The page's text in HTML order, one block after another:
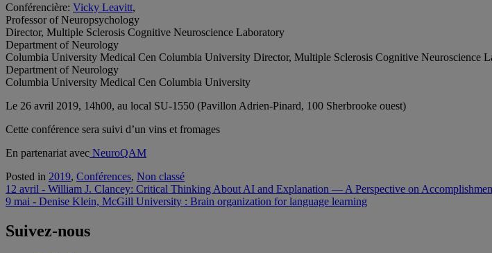
Conférencière: Vicky Leavitt,
Professor of Neuropsychology
Director, Multiple Sclerosis Cognitive Neuroscience Laboratory
Department of Neurology
Columbia University Medical Cen Columbia University Director, Multiple Sclerosis Cognitive Neuroscience
Department of Neurology
Columbia University Medical Cen Columbia University
Le 26 avril 2019, 14h00, au local SU-1550 (Pavillon Adrien-Pinard, 100 Sherbrooke ouest)
Cette conférence sera suivi d’un vins et fromages
En partenariat avec NeuroQAM
Posted in 2019, Conférences, Non classé
Navigation
de
l'article
12 avril - William J. Clancey: Critical Thinking About AI and Explanation — A Perspective on
9 mai - Denise Klein, McGill University : Brain organization for language learning
Suivez-nous